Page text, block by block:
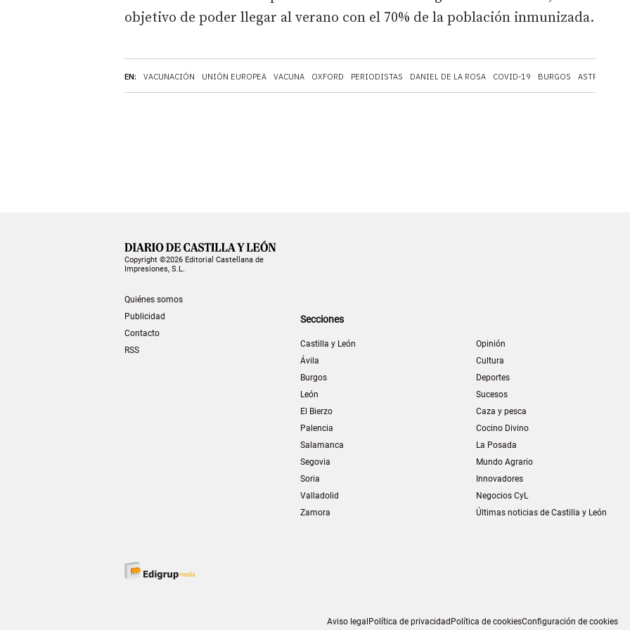
EN: VACUNACIÓN UNIÓN EUROPEA VACUNA OXFORD PERIODISTAS DANIEL DE LA ROSA COVID-19 BURGOS ASTRAZENECA
objetivo de poder llegar al verano con el 70% de la población inmunizada.
Copyright ©2026 Editorial Castellana de
Impresiones, S.L.
Quiénes somos
Publicidad
Contacto
RSS
Secciones
Castilla y León
Ávila
Burgos
León
El Bierzo
Palencia
Salamanca
Segovia
Soria
Valladolid
Zamora
Opinión
Cultura
Deportes
Sucesos
Caza y pesca
Cocino Divino
La Posada
Mundo Agrario
Innovadores
Negocios CyL
Últimas noticias de Castilla y León
Aviso legal Política de privacidad Política de cookiesConfiguración de cookies